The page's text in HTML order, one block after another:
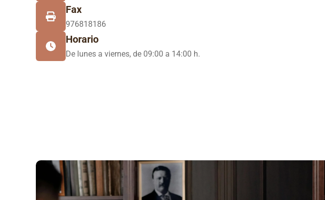
Fax
976818186
Horario
De lunes a viernes, de 09:00 a 14:00 h.